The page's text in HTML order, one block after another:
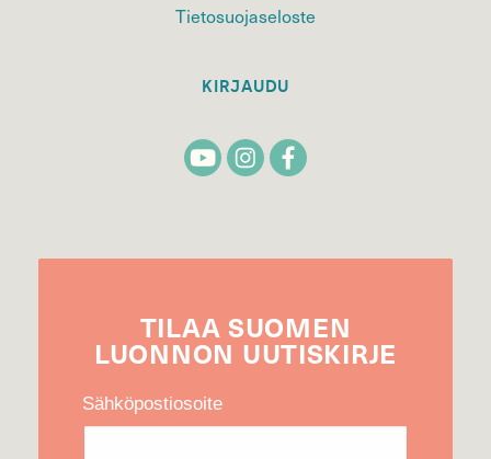
Tietosuojaseloste
KIRJAUDU
TILAA SUOMEN
LUONNON UUTIS­KIRJE
Sähköpostiosoite